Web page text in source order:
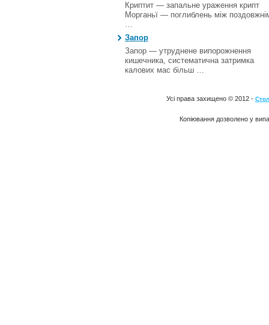
Криптит — запальне ураження крипт
Морганьї — поглиблень між
…
Запор
Запор — утруднене випорожнення
кишечника, систематична затримка
калових мас більш …
Усі права захищено © 2012 -
Копіювання дозволено у